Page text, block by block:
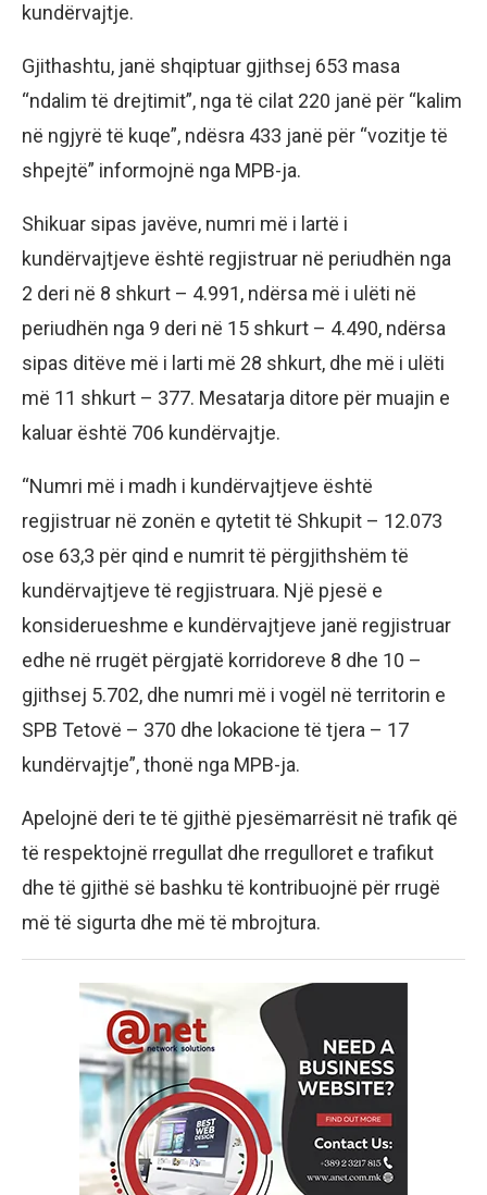
kundërvajtje.
Gjithashtu, janë shqiptuar gjithsej 653 masa
“ndalim të drejtimit”, nga të cilat 220 janë për “kalim
në ngjyrë të kuqe”, ndësra 433 janë për “vozitje të
shpejtë” informojnë nga MPB-ja.
Shikuar sipas javëve, numri më i lartë i
kundërvajtjeve është regjistruar në periudhën nga
2 deri në 8 shkurt – 4.991, ndërsa më i ulëti në
periudhën nga 9 deri në 15 shkurt – 4.490, ndërsa
sipas ditëve më i larti më 28 shkurt, dhe më i ulëti
më 11 shkurt – 377. Mesatarja ditore për muajin e
kaluar është 706 kundërvajtje.
“Numri më i madh i kundërvajtjeve është
regjistruar në zonën e qytetit të Shkupit – 12.073
ose 63,3 për qind e numrit të përgjithshëm të
kundërvajtjeve të regjistruara. Një pjesë e
konsiderueshme e kundërvajtjeve janë regjistruar
edhe në rrugët përgjatë korridoreve 8 dhe 10 –
gjithsej 5.702, dhe numri më i vogël në territorin e
SPB Tetovë – 370 dhe lokacione të tjera – 17
kundërvajtje”, thonë nga MPB-ja.
Apelojnë deri te të gjithë pjesëmarrësit në trafik që
të respektojnë rregullat dhe rregulloret e trafikut
dhe të gjithë së bashku të kontribuojnë për rrugë
më të sigurta dhe më të mbrojtura.